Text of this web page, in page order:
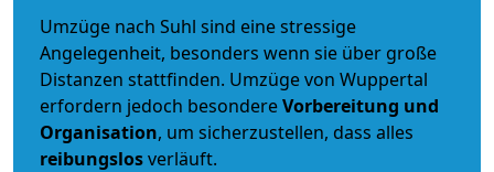
Umzüge nach Suhl sind eine stressige
Angelegenheit, besonders wenn sie über große
Distanzen stattfinden. Umzüge von Wuppertal
erfordern jedoch besondereVorbereitung und
Organisation, um sicherzustellen, dass alles
reibungslosverläuft.